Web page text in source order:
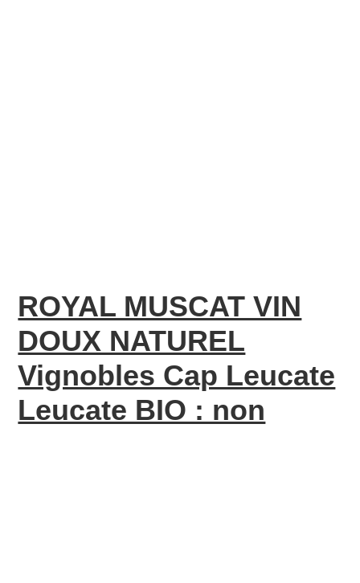
ROYAL MUSCAT VIN
DOUX NATUREL
Vignobles Cap Leucate
Leucate BIO : non